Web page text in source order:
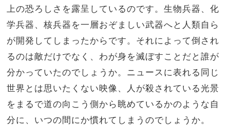
上の恐ろしさを露呈しているのです。生物兵器、化
学兵器、核兵器を一層おぞましい武器へと人類自ら
が開発してしまったからです。それによって倒され
るのは敵だけでなく、わが身を滅ぼすことだと誰が
分かっていたのでしょうか。ニュースに表れる同じ
世界とは思いたくない映像、人が殺されている光景
をまるで道の向こう側から眺めているかのような自
分に、いつの間にか慣れてしまうのでしょうか。